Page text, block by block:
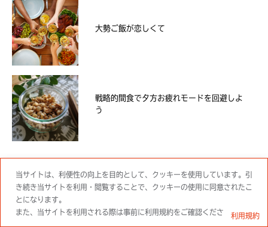
大勢ご飯が恋しくて
戦略的間食で夕方お疲れモードを回避しよ
う
マイページログイン 部員登録
当サイトは、利便性の向上を目的として、クッキーを使用しています。引
き続き当サイトを利用・閲覧することで、クッキーの使用に同意されたこ
とになります。
また、当サイトを利用される際は事前に利用規約をご確認ください。利用規約